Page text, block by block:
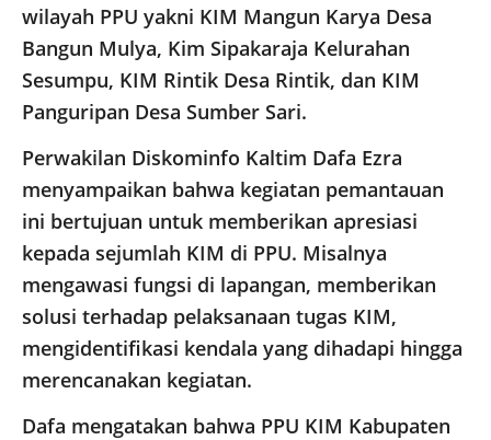
wilayah PPU yakni KIM Mangun Karya Desa
Bangun Mulya, Kim Sipakaraja Kelurahan
Sesumpu, KIM Rintik Desa Rintik, dan KIM
Panguripan Desa Sumber Sari.
Perwakilan Diskominfo Kaltim Dafa Ezra
menyampaikan bahwa kegiatan pemantauan
ini bertujuan untuk memberikan apresiasi
kepada sejumlah KIM di PPU. Misalnya
mengawasi fungsi di lapangan, memberikan
solusi terhadap pelaksanaan tugas KIM,
mengidentifikasi kendala yang dihadapi hingga
merencanakan kegiatan.
Dafa mengatakan bahwa PPU KIM Kabupaten